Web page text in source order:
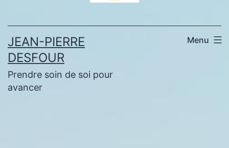
JEAN-PIERRE
DESFOUR
Prendre soin de soi pour
avancer
Menu